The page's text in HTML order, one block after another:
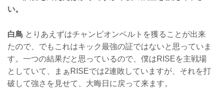
い。
白鳥 とりあえずはチャンピオンベルトを獲ることが出来
たので、でもこれはキック最強の証ではないと思っていま
す。一つの結果だと思っているので、僕はRISEを主戦場
としていて、まぁRISEでは2連敗していますが、それを打
破して強さを見せて、大晦日に戻って来ます。